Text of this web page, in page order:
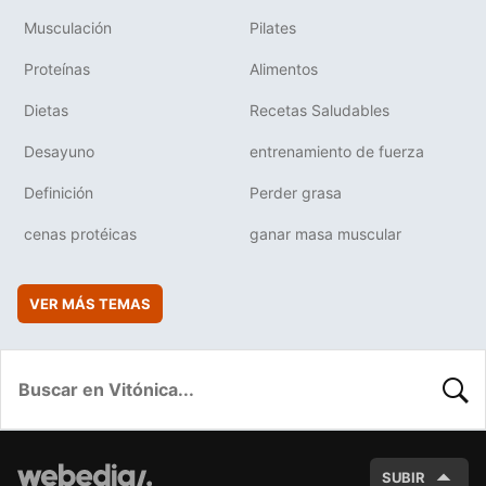
Musculación Pilates
Proteínas Alimentos
Dietas Recetas Saludables
Desayuno entrenamiento de fuerza
Definición Perder grasa
cenas protéicas ganar masa muscular
VER MÁS TEMAS
SUBIR